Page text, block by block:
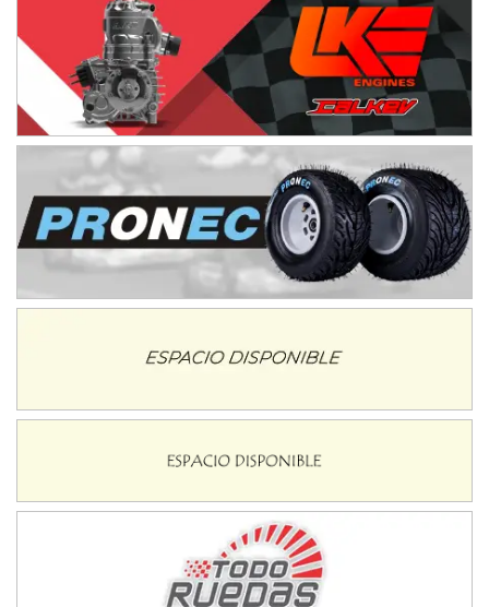
NORESTE SANTAFESINO - F6
Ciudad de Avellaneda (Asfalto)
Avellaneda (Santa Fe)
SUR SANTAFESINO - F4
José Samuel Sánchez (Tierra)
Rufino (Santa Fe)
TUCUMANO - F5
Juan Navarro (Asfalto)
El Timbó (Tucumán)